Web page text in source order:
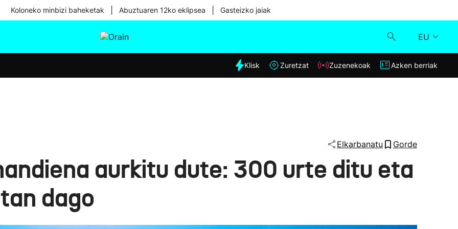
Koloneko minbizi baheketak Abuztuaren 12ko eklipsea Gasteizko jaiak
EU
Eguraldia
Klisk
Azken berriak
Klisk Zuretzat Zuzenekoak Azken berriak
Elkarbanatu Gorde
aurkitu dute: 300 urte ditu eta
dago